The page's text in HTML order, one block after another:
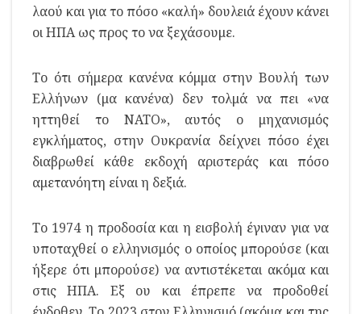
λαού και για το πόσο «καλή» δουλειά έχουν κάνει
οι ΗΠΑ ως προς το να ξεχάσουμε.
Το ότι σήμερα κανένα κόμμα στην Βουλή των
Ελλήνων (μα κανένα) δεν τολμά να πει «να
ηττηθεί το ΝΑΤΟ», αυτός ο μηχανισμός
εγκλήματος, στην Ουκρανία δείχνει πόσο έχει
διαβρωθεί κάθε εκδοχή αριστεράς και πόσο
αμετανόητη είναι η δεξιά.
Το 1974 η προδοσία και η εισβολή έγιναν για να
υποταχθεί ο ελληνισμός ο οποίος μπορούσε (και
ήξερε ότι μπορούσε) να αντιστέκεται ακόμα και
στις ΗΠΑ. Εξ ου και έπρεπε να προδοθεί